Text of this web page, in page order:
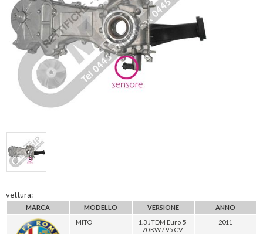
vettura:
MARCA MODELLO VERSIONE
ANNO
MITO
1.3 JTDM Euro 5
- 70 KW / 95 CV
2011